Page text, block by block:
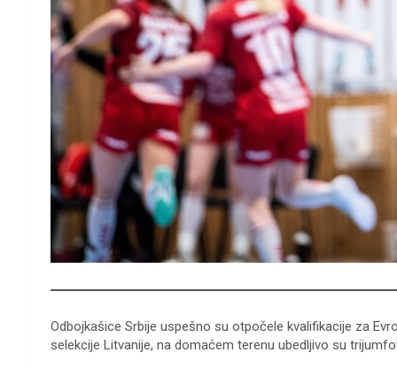
Odbojkašice Srbije uspešno su otpočele kvalifikacije za
selekcije Litvanije, na domaćem terenu ubedljivo su